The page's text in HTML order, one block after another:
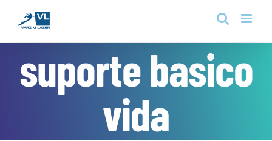
contentsuporte basico
vida